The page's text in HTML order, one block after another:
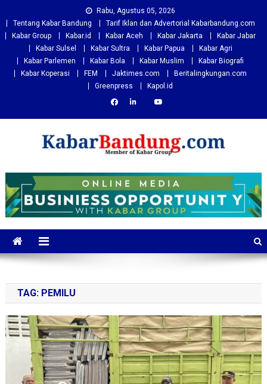
to
content
Rabu, Agustus 05, 2026
Tentang Kabar Bandung
Tarif Iklan dan Advertorial Kabarbandung.com
Kabar Group
Kabar.id Kabar Aceh Kabar Jakarta
Kabar Jabar
Kabar Sulsel
Kabar Sultra Kabar Papua
Kabar Agri
Kabar Parlemen
Kabar Bola Kabar Muslim
Kabar Biografi
Kabar Koperasi
FEM Jaktimes.com
Beritalingkungan.com
Greenpress
Kapol.id
Kabarbandung.com
TAG: PEMILU